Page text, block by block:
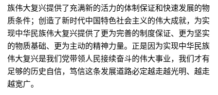
族伟大复兴提供了充满新的活力的体制保证和快速发展的物
质条件；创造了新时代中国特色社会主义的伟大成就，为实
现中华民族伟大复兴提供了更为完善的制度保证、更为坚实
的物质基础、更为主动的精神力量。正是因为实现中华民族
伟大复兴是我们党带领人民接续奋斗的伟大事业，我们才有
足够的历史自信，笃信这条发展道路必定越走越光明、越走
越宽广。